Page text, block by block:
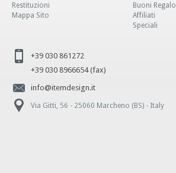
Restituzioni
Mappa Sito
Buoni Regalo
Affiliati
Speciali
+39 030 861272
+39 030 8966654 (fax)
info@itemdesign.it
Via Gitti, 56 - 25060 Marcheno (BS) - Italy